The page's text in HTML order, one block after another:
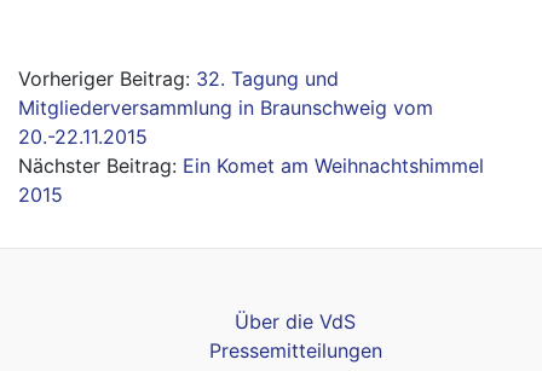
Beitragsnavigation
32. Tagung und
Mitgliederversammlung in Braunschweig vom
20.-22.11.2015
Ein Komet am Weihnachtshimmel
2015
Über die VdS
Pressemitteilungen